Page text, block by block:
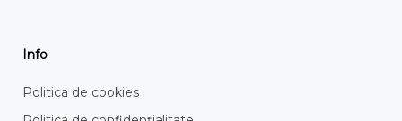
Info
Politica de cookies